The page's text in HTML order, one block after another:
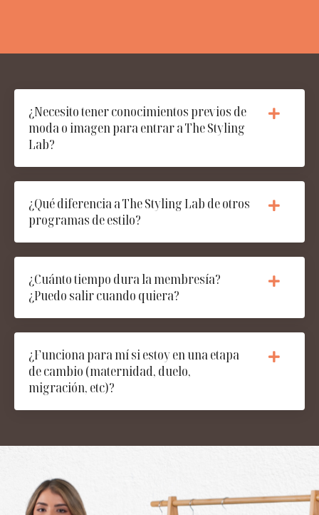
¿Necesito tener conocimientos previos de
moda o imagen para entrar a The Styling
Lab?
¿Qué diferencia a The Styling Lab de otros
programas de estilo?
¿Cuánto tiempo dura la membresía?
¿Puedo salir cuando quiera?
¿Funciona para mí si estoy en una etapa
de cambio (maternidad, duelo,
migración, etc)?